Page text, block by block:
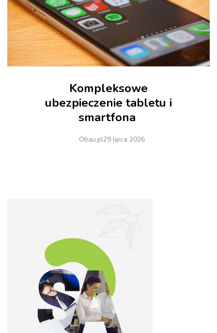
Kompleksowe
ubezpieczenie tabletu i
smartfona
Obau.pl29 lipca 2026